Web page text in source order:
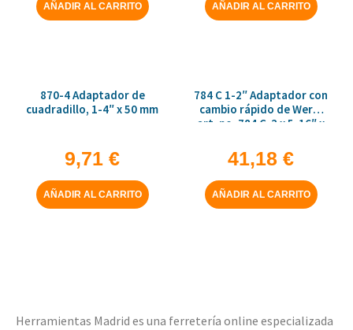
AÑADIR AL CARRITO AÑADIR AL CARRITO
870-4 Adaptador de
cuadradillo, 1-4″ x 50 mm
9,71 €
AÑADIR AL CARRITO
784 C 1-2″ Adaptador con
cambio rápido de Wera,
art. no. 784 C-2 x 5-16″ x
41,18 €
AÑADIR AL CARRITO
Herramientas Madrid es una ferretería online especializada